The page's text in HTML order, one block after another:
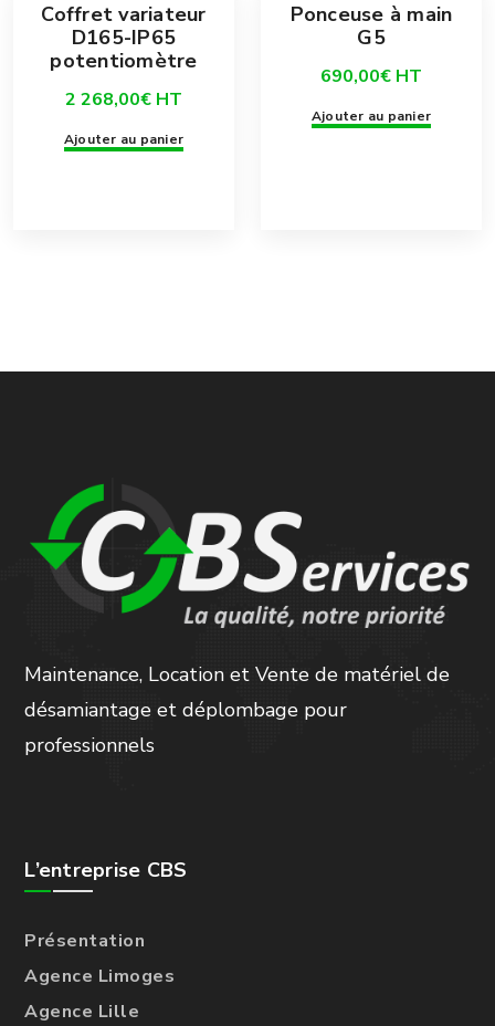
Coffret variateur
D165-IP65
potentiomètre
2 268,00€ HT
Ajouter au panier
Ponceuse à main
G5
690,00€ HT
Ajouter au panier
Maintenance, Location et Vente de matériel de
désamiantage et déplombage pour
professionnels
L’entreprise CBS
Présentation
Agence Limoges
Agence Lille